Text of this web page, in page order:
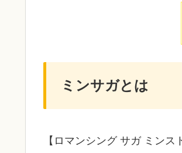
ミンサガとは
【ロマンシング サガ ミン